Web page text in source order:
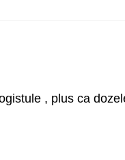
, plus ca